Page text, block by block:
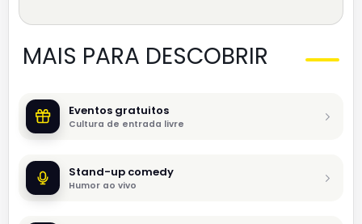
MAIS PARA DESCOBRIR
Eventos gratuitos
Cultura de entrada livre
Stand-up comedy
Humor ao vivo